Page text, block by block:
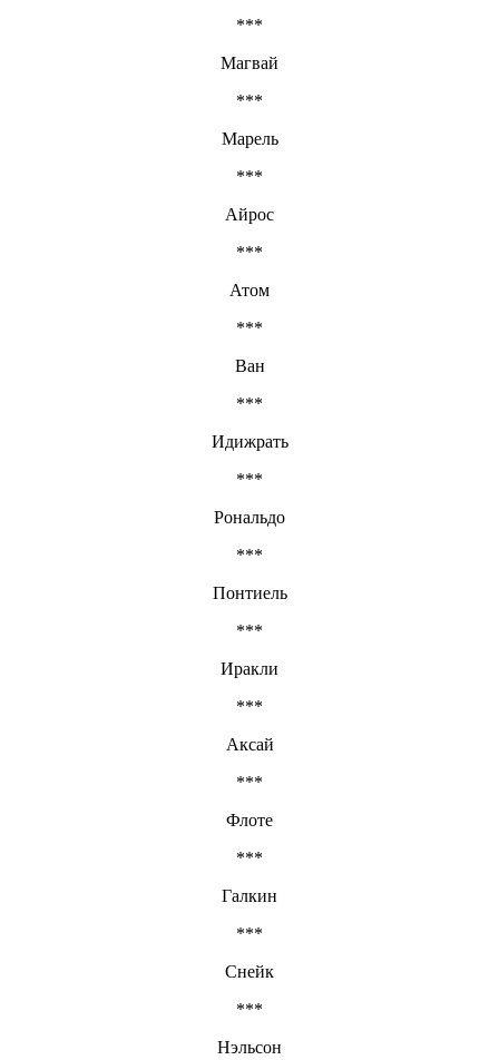
***
Магвай
***
Марель
***
Айрос
***
Атом
***
Ван
***
Идижрать
***
Рональдо
***
Понтиель
***
Иракли
***
Аксай
***
Флоте
***
Галкин
***
Снейк
***
Нэльсон